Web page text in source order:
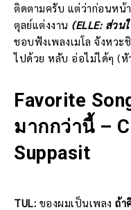
ติดตามครับ แต่ว่าก่อนหน้
ตุลย์แต่งงาน (ELLE: ส่ว
ชอบฟังเพลงเมโล จังหวะ
ไปด้วย หลับ อ่อไม่ได้ๆ (หั
Favorite
มากกว่านี้ –
Suppasit
TUL: ของผมเป็นเพลง ถ้า